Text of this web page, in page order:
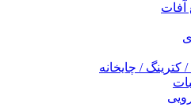
آفات
کترینگ / چایخانه